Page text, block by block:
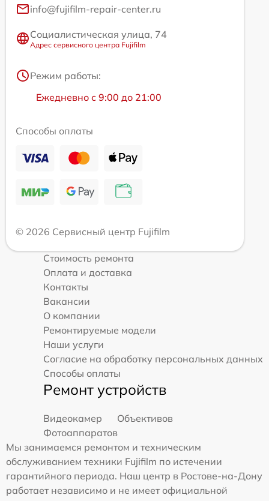
info@fujifilm-repair-center.ru
Социалистическая улица, 74
Адрес сервисного центра Fujifilm
Режим работы:
Ежедневно с 9:00 до 21:00
Способы оплаты
© 2026 Сервисный центр Fujifilm
Стоимость ремонта
Оплата и доставка
Контакты
Вакансии
О компании
Ремонтируемые модели
Наши услуги
Согласие на обработку персональных данных
Способы оплаты
Ремонт устройств
Видеокамер
Объективов
Фотоаппаратов
Мы занимаемся ремонтом и техническим
обслуживанием техники Fujifilm по истечении
гарантийного периода. Наш центр в Ростове-на-Дону
работает независимо и не имеет официальной